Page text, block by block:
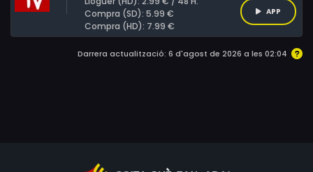
selva que s'estimen tant!
Compra (SD): 5.99 €
Compra (HD): 7.99 €
APP
Darrera actualització: 6 d'agost de 2026 a les 02:04